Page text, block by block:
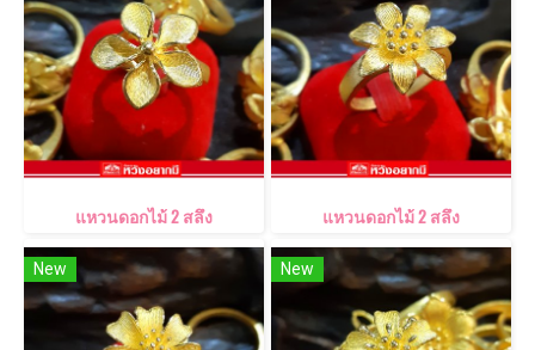
แหวนดอกไม้ 2 สลึง แหวนดอกไม้ 2 สลึง
New New